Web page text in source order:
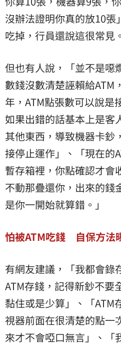
沒辦法證明你真的放10張
吃掉，行員還說這很常見
但也有人說，「並不是噁
數錢沒數清楚誣賴給ATM
年，ATM點張數可以說是
如果出錯的話基本上是客
其他東西，導致機器卡鈔
接停止運作」、「現在的
暫存箱裡，你點確認才會
不動那疊還你，出來的錢
是你一開始就算錯。」
怕被ATM吃錢 自保方法
有網友建議，「我都會錄
ATM存錢，記得新鈔不要
黏住或是少算」、「ATM
視器前面在很清楚的點一
來才不會啞口無言」、「